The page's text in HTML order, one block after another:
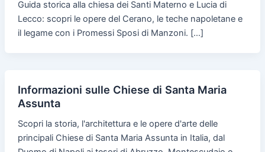
Guida storica alla chiesa dei Santi Materno e Lucia di
Lecco: scopri le opere del Cerano, le teche napoletane e
il legame con i Promessi Sposi di Manzoni. […]
Informazioni sulle Chiese di Santa Maria
Assunta
Scopri la storia, l'architettura e le opere d'arte delle
principali Chiese di Santa Maria Assunta in Italia, dal